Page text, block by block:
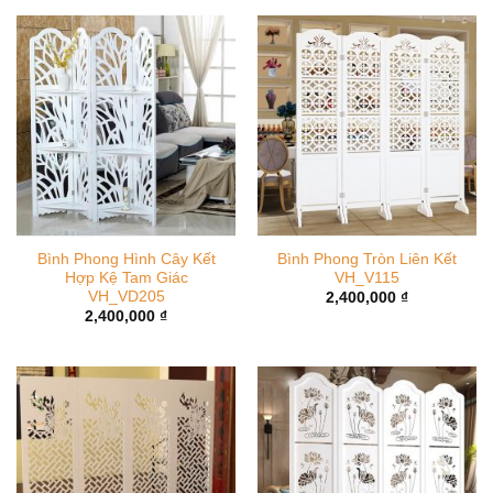
Bình Phong Hình Cây Kết
Hợp Kệ Tam Giác
VH_VD205
2,400,000 ₫
Bình Phong Tròn Liên Kết
VH_V115
2,400,000 ₫